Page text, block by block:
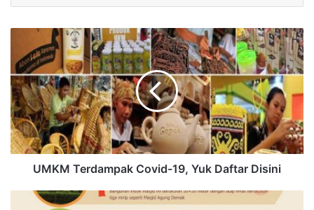
UMKM Terdampak Covid-19, Yuk Daftar Disini